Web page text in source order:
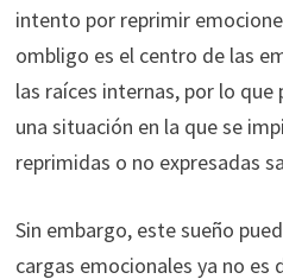
intento por reprimir
ombligo es el centro de las
las raíces internas, por lo
una situación en la que se
reprimidas o no expresadas
Sin embargo, este sueño
cargas emocionales ya no